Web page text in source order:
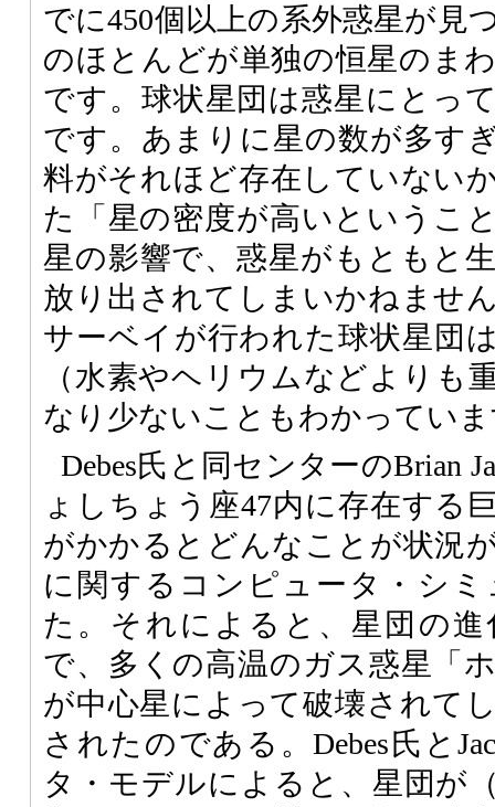
でに450個以上の系外惑星が見
のほとんどが単独の恒星のま
です。球状星団は惑星にとっ
です。あまりに星の数が多す
料がそれほど存在していない
た「星の密度が高いというこ
星の影響で、惑星がもともと
放り出されてしまいかねませ
サーベイが行われた球状星団
（水素やヘリウムなどよりも
なり少ないこともわかってい
Debes氏と同センターのBrian
ょしちょう座47内に存在する
がかかるとどんなことが状況
に関するコンピュータ・シ
た。それによると、星団の
で、多くの高温のガス惑星「
が中心星によって破壊されて
されたのである。Debes氏と
タ・モデルによると、星団が